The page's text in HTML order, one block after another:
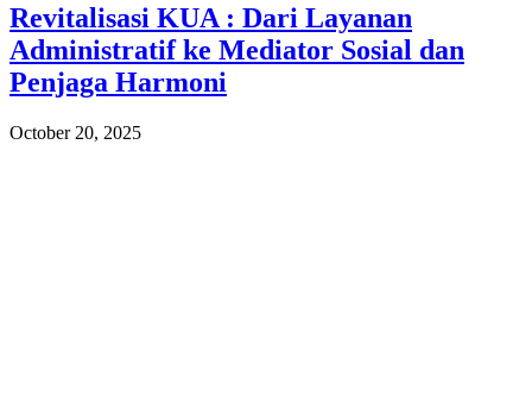
Revitalisasi KUA : Dari Layanan
Administratif ke Mediator Sosial dan
Penjaga Harmoni
October 20, 2025